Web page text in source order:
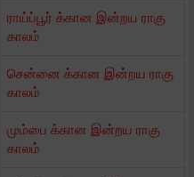
ராய்ப்பூர் க்கான இன்றய ராகு
காலம்
சென்னை க்கான இன்றய ராகு
காலம்
மும்பை க்கான இன்றய ராகு
காலம்